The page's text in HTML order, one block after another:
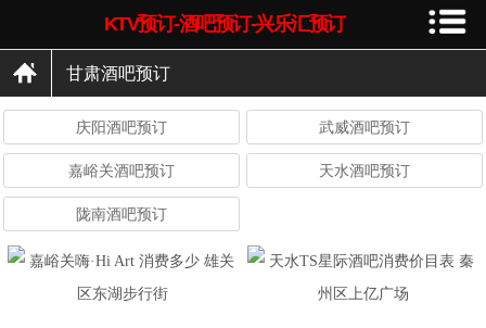
KTV预订-酒吧预订-兴乐汇预订
甘肃酒吧预订
庆阳酒吧预订 武威酒吧预订
嘉峪关酒吧预订 天水酒吧预订
陇南酒吧预订